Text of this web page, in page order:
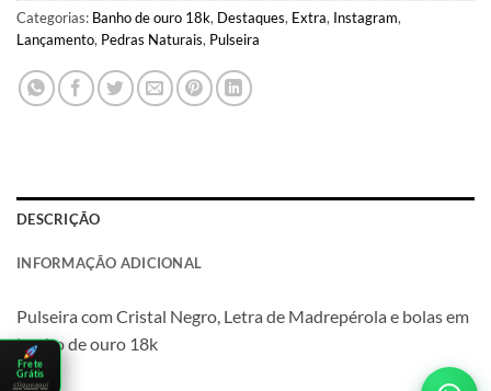
Categorias: Banho de ouro 18k, Destaques, Extra, Instagram,
Lançamento, Pedras Naturais, Pulseira
DESCRIÇÃO
INFORMAÇÃO ADICIONAL
Pulseira com Cristal Negro, Letra de Madrepérola e bolas em
banho de ouro 18k
Frete
Grátis
clique aqui